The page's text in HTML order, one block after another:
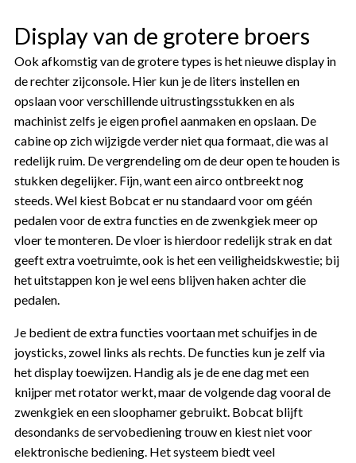
Display van de grotere broers
Ook afkomstig van de grotere types is het nieuwe display in
de rechter zijconsole. Hier kun je de liters instellen en
opslaan voor verschillende uitrustingsstukken en als
machinist zelfs je eigen profiel aanmaken en opslaan. De
cabine op zich wijzigde verder niet qua formaat, die was al
redelijk ruim. De vergrendeling om de deur open te houden is
stukken degelijker. Fijn, want een airco ontbreekt nog
steeds. Wel kiest Bobcat er nu standaard voor om géén
pedalen voor de extra functies en de zwenkgiek meer op
vloer te monteren. De vloer is hierdoor redelijk strak en dat
geeft extra voetruimte, ook is het een veiligheidskwestie; bij
het uitstappen kon je wel eens blijven haken achter die
pedalen.
Je bedient de extra functies voortaan met schuifjes in de
joysticks, zowel links als rechts. De functies kun je zelf via
het display toewijzen. Handig als je de ene dag met een
knijper met rotator werkt, maar de volgende dag vooral de
zwenkgiek en een sloophamer gebruikt. Bobcat blijft
desondanks de servobediening trouw en kiest niet voor
elektronische bediening. Het systeem biedt veel